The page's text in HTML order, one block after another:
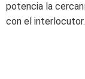
potencia la
con el interlocutor.